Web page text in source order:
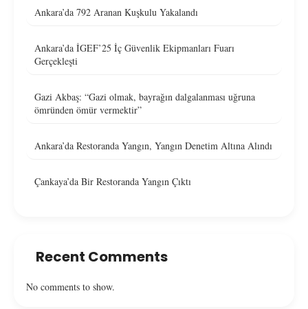
Ankara’da 792 Aranan Kuşkulu Yakalandı
Ankara’da İGEF’25 İç Güvenlik Ekipmanları Fuarı
Gerçekleşti
Gazi Akbaş: “Gazi olmak, bayrağın dalgalanması uğruna
ömründen ömür vermektir”
Ankara’da Restoranda Yangın, Yangın Denetim Altına Alındı
Çankaya’da Bir Restoranda Yangın Çıktı
Recent Comments
No comments to show.